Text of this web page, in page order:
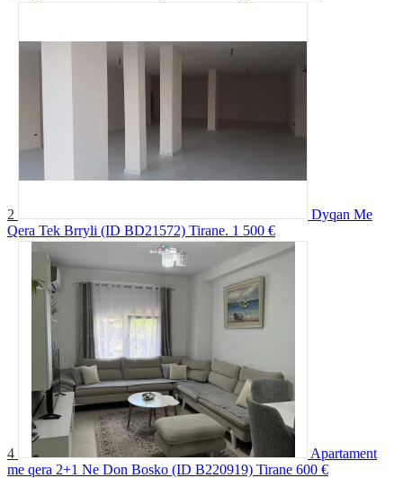
2
Dyqan Me
Qera Tek Brryli (ID BD21572) Tirane. 1 500 €
4
Apartament
me qera 2+1 Ne Don Bosko (ID B220919) Tirane 600 €